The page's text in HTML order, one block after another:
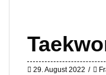
29. August 2022